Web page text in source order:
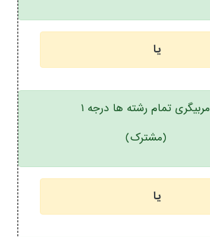
یا
مربیگری تمام رشته ها درجه ۱
(مشترک)
یا